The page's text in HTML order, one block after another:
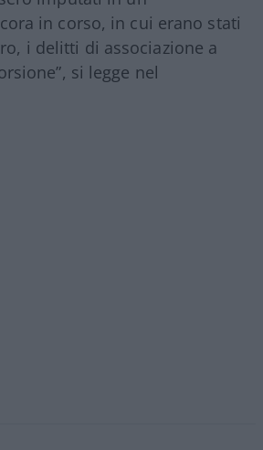
in corso, in cui erano stati
i delitti di associazione a
si legge nel